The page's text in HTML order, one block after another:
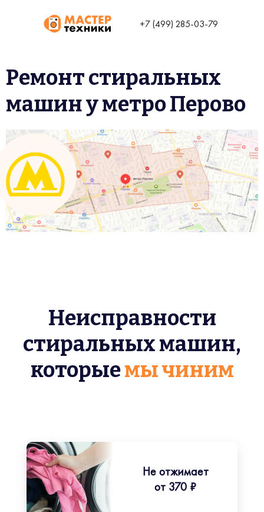
+7 (499) 285-03-79
Ремонт стиральных
машин у метро Перово
Неисправности
стиральных машин,
которыемы чиним
Не отжимает
от 370 ₽